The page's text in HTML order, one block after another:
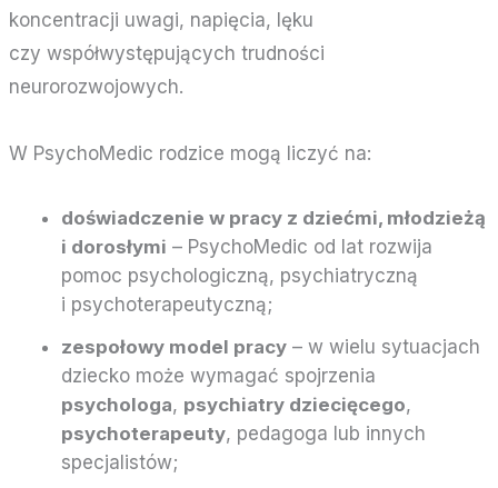
koncentracji uwagi, napięcia, lęku
czy współwystępujących trudności
neurorozwojowych.
W PsychoMedic rodzice mogą liczyć na:
doświadczenie w pracy z dziećmi, młodzieżą
i dorosłymi – PsychoMedic od lat rozwija
pomoc psychologiczną, psychiatryczną
i psychoterapeutyczną;
zespołowy model pracy– w wielu sytuacjach
dziecko może wymagać spojrzenia
psychologa, psychiatry dziecięcego,
psychoterapeuty, pedagoga lub innych
specjalistów;